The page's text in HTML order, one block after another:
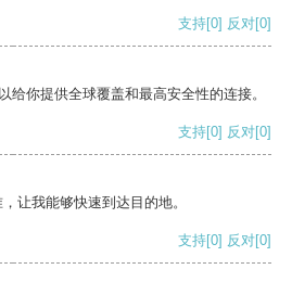
支持[0] 反对[0]
给你提供全球覆盖和最高安全性的连接。
支持[0] 反对[0]
让我能够快速到达目的地。
支持[0] 反对[0]